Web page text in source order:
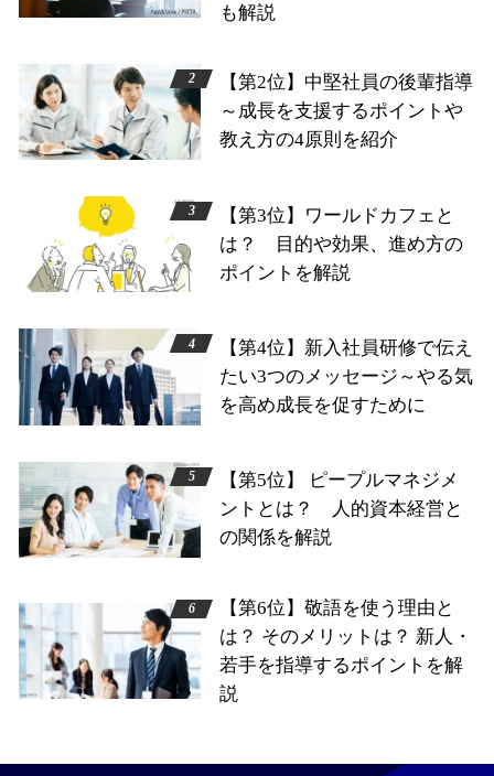
も解説
【第2位】中堅社員の後輩指導
～成長を支援するポイントや
教え方の4原則を紹介
【第3位】ワールドカフェと
は？ 目的や効果、進め方の
ポイントを解説
【第4位】新入社員研修で伝え
たい3つのメッセージ～やる気
を高め成長を促すために
【第5位】 ピープルマネジメ
ントとは？ 人的資本経営と
の関係を解説
【第6位】敬語を使う理由と
は？ そのメリットは？ 新人・
若手を指導するポイントを解
説